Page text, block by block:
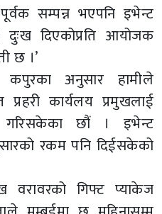
सम्पन्न भएपनि इभेन्ट
दिएकोप्रति आयोजक
छ ।’
अनुसार हामीले
प्रहरी कार्यलय प्रमुखलाई
गरिसकेका छौं । इभेन्ट
रकम पनि दिईसकेको
गिफ्ट प्याकेज